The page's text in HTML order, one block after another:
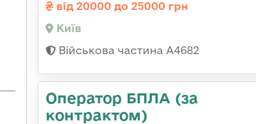
від 20000 до 25000 грн
Київ
Військова частина А4682
Оператор БПЛА (за
контрактом)